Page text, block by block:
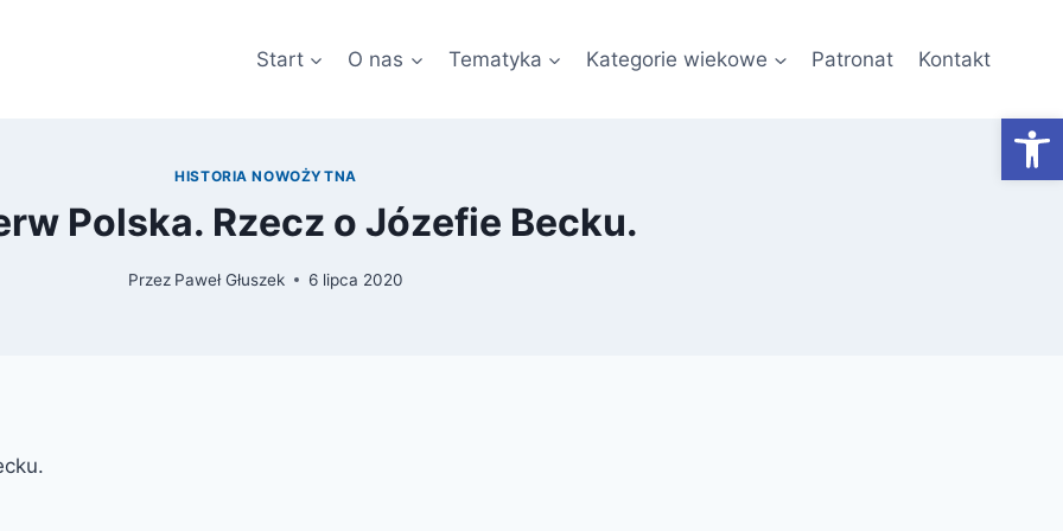
Start O nas Tematyka Kategorie wiekowe Patronat Kontakt
HISTORIA NOWOŻYTNA
Polska. Rzecz o Józefie Becku.
Przez Paweł Głuszek 6 lipca 2020